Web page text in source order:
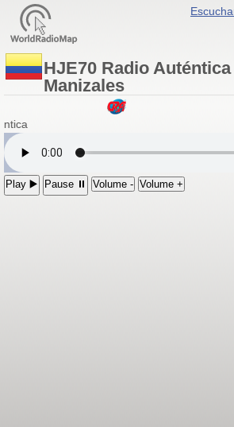
HJE70 Radio Auténtica
Manizales
Play ▶️ Pause ⏸ Volume - Volume +